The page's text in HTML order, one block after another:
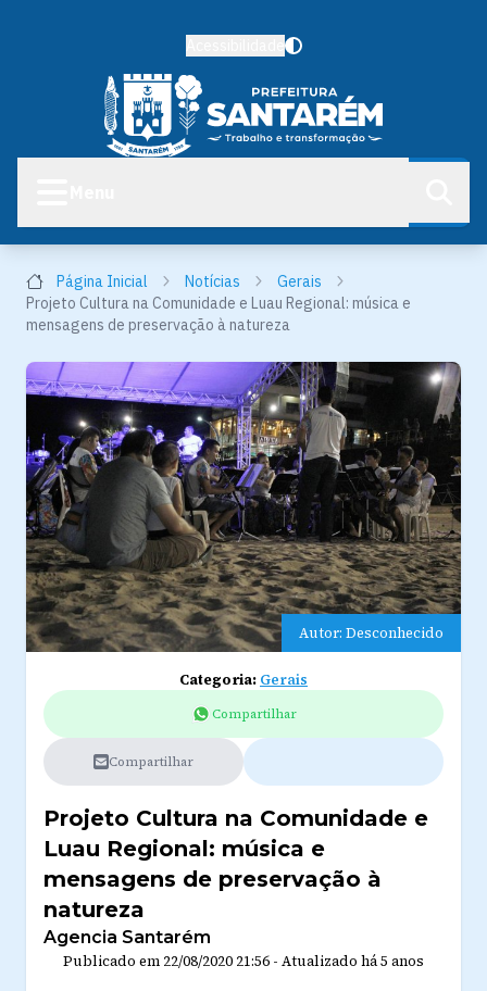
Página Inicial Notícias
Gerais
Projeto Cultura na Comunidade e Luau Regional: música e
mensagens de preservação à natureza
Autor: Desconhecido
Categoria: Gerais
Compartilhar
Compartilhar
Projeto Cultura na Comunidade e
Luau Regional: música e
mensagens de preservação à
natureza
Agencia Santarém
Publicado em 22/08/2020 21:56 - Atualizado há 5 anos